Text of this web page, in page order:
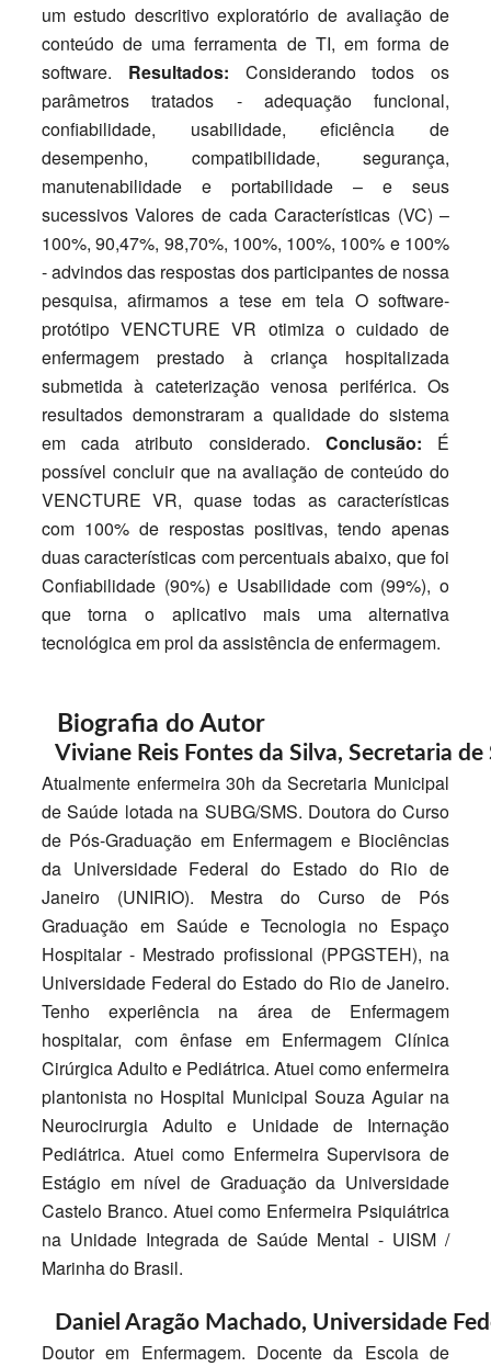
um estudo descritivo exploratório de avaliação de
conteúdo de uma ferramenta de TI, em forma de
software. Resultados: Considerando todos os
parâmetros tratados - adequação funcional,
confiabilidade, usabilidade, eficiência de
desempenho, compatibilidade, segurança,
manutenabilidade e portabilidade – e seus
sucessivos Valores de cada Características (VC) –
100%, 90,47%, 98,70%, 100%, 100%, 100% e 100%
- advindos das respostas dos participantes de nossa
pesquisa, afirmamos a tese em tela O software-
protótipo VENCTURE VR otimiza o cuidado de
enfermagem prestado à criança hospitalizada
submetida à cateterização venosa periférica. Os
resultados demonstraram a qualidade do sistema
em cada atributo considerado. Conclusão: É
possível concluir que na avaliação de conteúdo do
VENCTURE VR, quase todas as características
com 100% de respostas positivas, tendo apenas
duas características com percentuais abaixo, que foi
Confiabilidade (90%) e Usabilidade com (99%), o
que torna o aplicativo mais uma alternativa
tecnológica em prol da assistência de enfermagem.
Biografia do Autor
Viviane Reis Fontes da Silva,Secretaria de
Atualmente enfermeira 30h da Secretaria Municipal
de Saúde lotada na SUBG/SMS. Doutora do Curso
de Pós-Graduação em Enfermagem e Biociências
da Universidade Federal do Estado do Rio de
Janeiro (UNIRIO). Mestra do Curso de Pós
Graduação em Saúde e Tecnologia no Espaço
Hospitalar - Mestrado profissional (PPGSTEH), na
Universidade Federal do Estado do Rio de Janeiro.
Tenho experiência na área de Enfermagem
hospitalar, com ênfase em Enfermagem Clínica
Cirúrgica Adulto e Pediátrica. Atuei como enfermeira
plantonista no Hospital Municipal Souza Aguiar na
Neurocirurgia Adulto e Unidade de Internação
Pediátrica. Atuei como Enfermeira Supervisora de
Estágio em nível de Graduação da Universidade
Castelo Branco. Atuei como Enfermeira Psiquiátrica
na Unidade Integrada de Saúde Mental - UISM /
Marinha do Brasil.
Daniel Aragão Machado, Universidade
Doutor em Enfermagem. Docente da Escola de